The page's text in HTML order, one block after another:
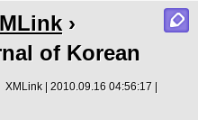
›
of Korean
XMLink | 2010.09.16 04:56:17 |